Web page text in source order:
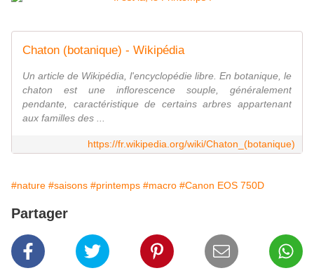
Chaton (botanique) - Wikipédia
Un article de Wikipédia, l'encyclopédie libre. En botanique, le
chaton est une inflorescence souple, généralement
pendante, caractéristique de certains arbres appartenant
aux familles des ...
https://fr.wikipedia.org/wiki/Chaton_(botanique)
#nature #saisons #printemps #macro #Canon EOS 750D
Partager